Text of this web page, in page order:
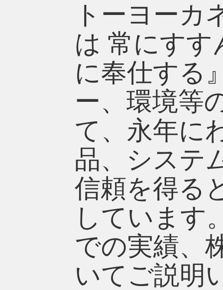
トーヨーカ
は 常にすす
に奉仕する
ー、環境等
て、永年に
品、システ
信頼を得る
しています
での実績、
いてご説明